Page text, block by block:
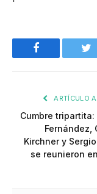
Facebook
ARTÍCULO
Cumbre tripartita:
Fernández,
Kirchner y
se reunieron